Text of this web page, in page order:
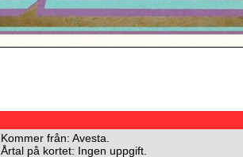
Kommer från: Avesta.
Årtal på kortet: Ingen uppgift.